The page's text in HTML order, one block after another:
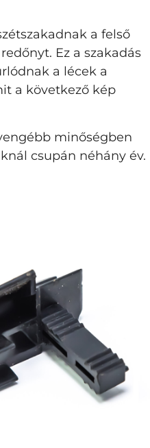
a felső
Ez a szakadás
a lécek a
a következő kép
minőségben
csupán néhány év.